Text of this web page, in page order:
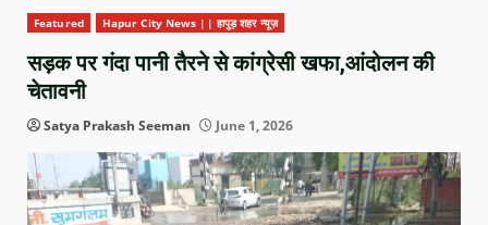
Featured Hapur City News || हापुड़ शहर न्यूज़
सड़क पर गंदा पानी तैरने से कांग्रेसी खफा,आंदोलन की
चेतावनी
Satya Prakash Seeman June 1, 2026